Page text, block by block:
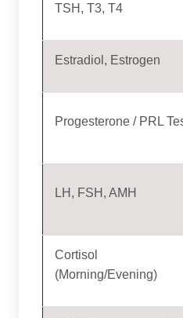
TSH, T3, T4
Estradiol, Estrogen
Progesterone / PRL
LH, FSH, AMH
Cortisol
(Morning/Evening)